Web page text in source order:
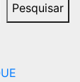
Pesquisar